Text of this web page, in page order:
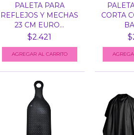
PALETA PARA
REFLEJOS Y MECHAS
23 CM EURO...
$2.421
AGREGAR AL CARRITO
CORTA